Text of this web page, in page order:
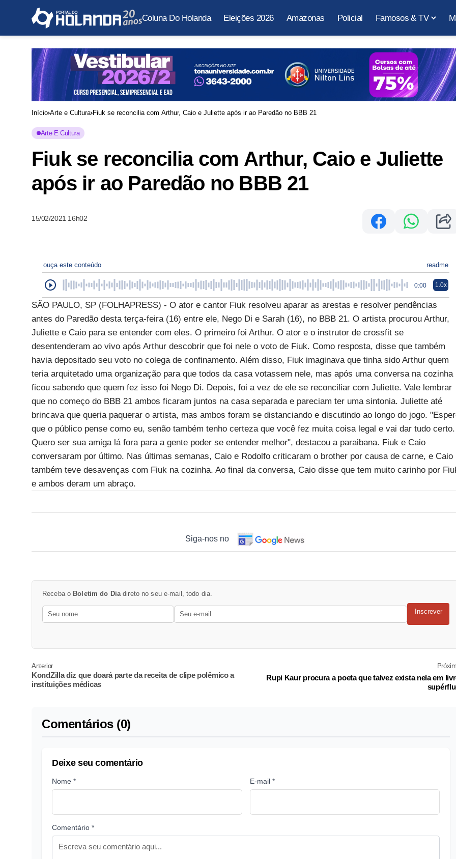
Coluna Do Holanda Eleições 2026 Amazonas Policial Famosos & TV
Início Arte e Cultura Fiuk se reconcilia com Arthur, Caio e Juliette após ir ao Paredão no BBB 21
Arte E Cultura
Fiuk se reconcilia com Arthur, Caio e Juliette
após ir ao Paredão no BBB 21
15/02/2021 16h02
ouça este conteúdo readme
0:00 1.0x
SÃO PAULO, SP (FOLHAPRESS) - O ator e cantor Fiuk resolveu aparar as arestas e resolver pendências
antes do Paredão desta terça-feira (16) entre ele, Nego Di e Sarah (16), no BBB 21. O artista procurou Arthur,
Juliette e Caio para se entender com eles. O primeiro foi Arthur. O ator e o instrutor de crossfit se
desentenderam ao vivo após Arthur descobrir que foi nele o voto de Fiuk. Como resposta, disse que também
havia depositado seu voto no colega de confinamento. Além disso, Fiuk imaginava que tinha sido Arthur quem
teria arquitetado uma organização para que todos da casa votassem nele, mas após uma conversa na cozinha
ficou sabendo que quem fez isso foi Nego Di. Depois, foi a vez de ele se reconciliar com Juliette. Vale lembrar
que no começo do BBB 21 ambos ficaram juntos na casa separada e pareciam ter uma sintonia. Juliette até
brincava que queria paquerar o artista, mas ambos foram se distanciando e discutindo ao longo do jogo.
que o público pense como eu, senão também tenho certeza que você fez muita coisa legal e vai dar tudo certo.
Quero ser sua amiga lá fora para a gente poder se entender melhor", destacou a paraibana. Fiuk e Caio
conversaram por último. Nas últimas semanas, Caio e Rodolfo criticaram o brother por causa de carne, e Caio
também teve desavenças com Fiuk na cozinha. Ao final da conversa, Caio disse que tem muito carinho por
e ambos deram um abraço.
Siga-nos no
Receba o Boletim do Dia direto no seu e-mail, todo dia.
Inscrever
Anterior
KondZilla diz que doará parte da receita de clipe polêmico a
instituições médicas
Rupi Kaur procura a poeta que talvez exista nela em
Comentários (0)
Deixe seu comentário
Nome * E-mail *
Comentário *